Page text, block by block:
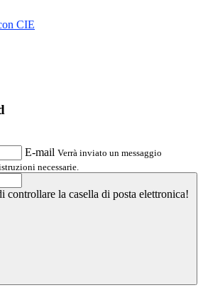
CIE
E-mail Verrà inviato un messaggio
necessarie.
controllare la casella di posta elettronica!